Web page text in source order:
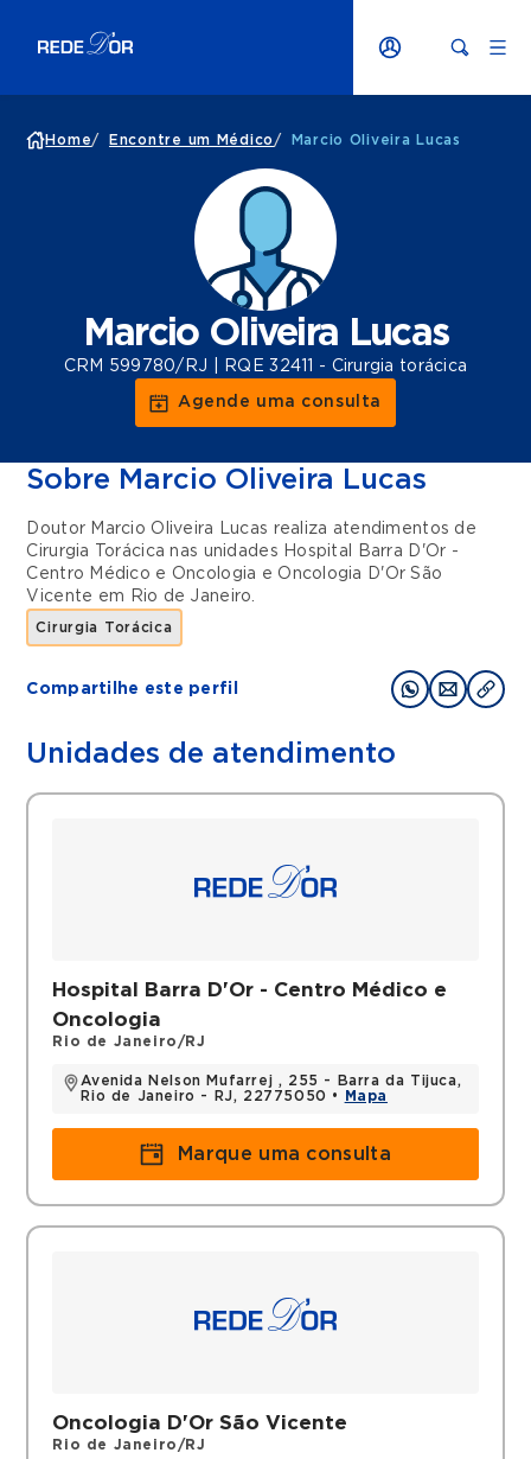
Home/ Encontre um Médico / Marcio Oliveira Lucas
Marcio Oliveira Lucas
CRM 599780/RJ | RQE 32411 - Cirurgia torácica
Agende uma consulta
Sobre Marcio Oliveira Lucas
Doutor Marcio Oliveira Lucas realiza atendimentos de
Cirurgia Torácica nas unidades Hospital Barra D'Or -
Centro Médico e Oncologia e Oncologia D'Or São
Vicente em Rio de Janeiro.
Cirurgia Torácica
Compartilhe este perfil
Unidades de atendimento
Hospital Barra D'Or - Centro Médico e
Oncologia
Rio de Janeiro/RJ
Avenida Nelson Mufarrej , 255 - Barra da Tijuca,
Rio de Janeiro - RJ, 22775050 •
Mapa
Marque uma consulta
Oncologia D'Or São Vicente
Rio de Janeiro/RJ